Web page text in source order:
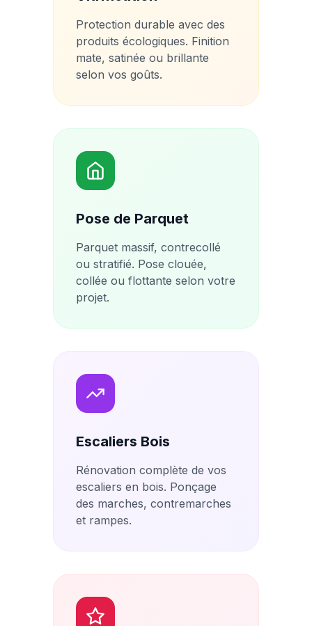
Protection durable avec des
produits écologiques. Finition
mate, satinée ou brillante
selon vos goûts.
Pose de Parquet
Parquet massif, contrecollé
ou stratifié. Pose clouée,
collée ou flottante selon votre
projet.
Escaliers Bois
Rénovation complète de vos
escaliers en bois. Ponçage
des marches, contremarches
et rampes.